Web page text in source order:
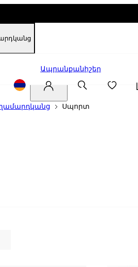
Ապրանքանիշեր
Սպորտ